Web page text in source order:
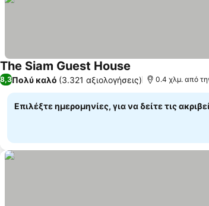
The Siam Guest House
8,3Πολύ καλό (3.321 αξιολογήσεις) 0.4 χλμ. από
Επιλέξτε ημερομηνίες, για να δείτε τις